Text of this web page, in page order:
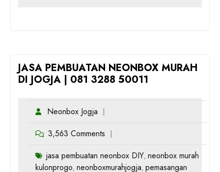
JASA PEMBUATAN NEONBOX MURAH
DI JOGJA | 081 3288 50011
Neonbox Jogja
3,563 Comments
jasa pembuatan neonbox DIY, neonbox murah
kulonprogo, neonboxmurahjogja, pemasangan